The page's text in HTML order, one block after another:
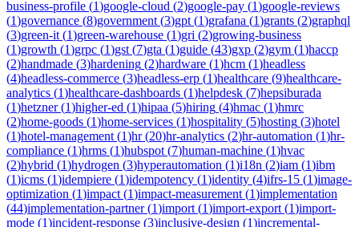
business-profile (1)google-cloud (2)google-pay (1)google-reviews
(1)governance (8)government (3)gpt (1)grafana (1)grants (2)graphql
(3)green-it (1)green-warehouse (1)gri (2)growing-business
(1)growth (1)grpc (1)gst (7)gta (1)guide (43)gxp (2)gym (1)haccp
(2)handmade (3)hardening (2)hardware (1)hcm (1)headless
(4)headless-commerce (3)headless-erp (1)healthcare (9)healthcare-
analytics (1)healthcare-dashboards (1)helpdesk (7)hepsiburada
(1)hetzner(1)higher-ed (1)hipaa (5)hiring (4)hmac (1)hmrc
(2)home-goods (1)home-services (1)hospitality (5)hosting (3)hotel
(1)hotel-management (1)hr(20)hr-analytics (2)hr-automation (1)hr-
compliance (1)hrms (1)hubspot (7)human-machine (1)hvac
(2)hybrid (1)hydrogen (3)hyperautomation (1)i18n (2)iam (1)ibm
(1)icms (1)idempiere (1)idempotency (1)identity (4)ifrs-15 (1)image-
optimization (1)impact (1)impact-measurement (1)implementation
(44)implementation-partner(1)import (1)import-export (1)import-
mode (1)incident-response (3)inclusive-design (1)incremental-